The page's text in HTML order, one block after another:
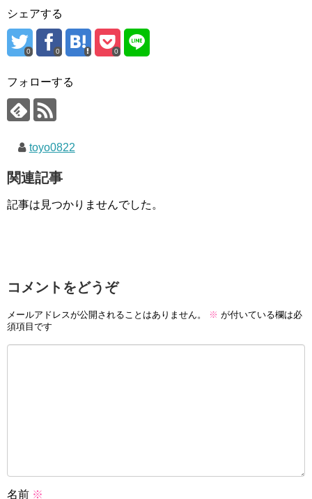
シェアする
0 0 0
フォローする
toyo0822
関連記事
記事は見つかりませんでした。
コメントをどうぞ
メールアドレスが公開されることはありません。 ※ が付いている欄は必
須項目です
名前 ※